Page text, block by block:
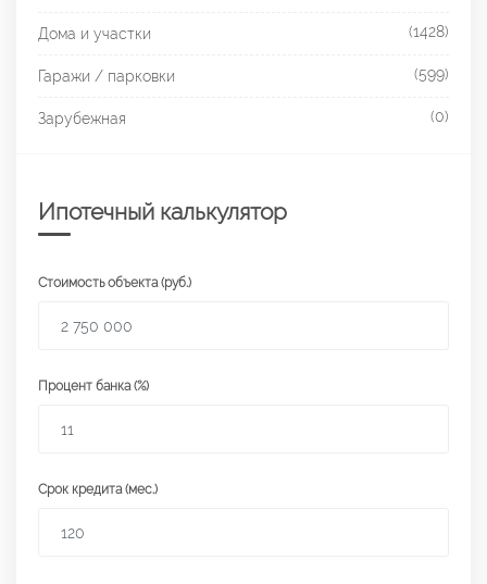
Дома и участки (1428)
Гаражи / парковки (599)
Зарубежная (0)
Ипотечный калькулятор
Стоимость объекта (руб.)
Процент банка (%)
Срок кредита (мес.)